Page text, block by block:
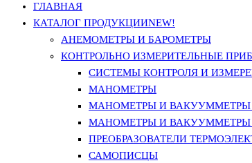
ГЛАВНАЯ
КАТАЛОГ ПРОДУКЦИИNEW!
АНЕМОМЕТРЫ И БАРОМЕТРЫ
КОНТРОЛЬНО ИЗМЕРИТЕЛЬНЫЕ
СИСТЕМЫ КОНТРОЛЯ И
МАНОМЕТРЫ
МАНОМЕТРЫ И
МАНОМЕТРЫ И ВАКУУММЕТРЫ
ПРЕОБРАЗОВАТЕЛИ
САМОПИСЦЫ